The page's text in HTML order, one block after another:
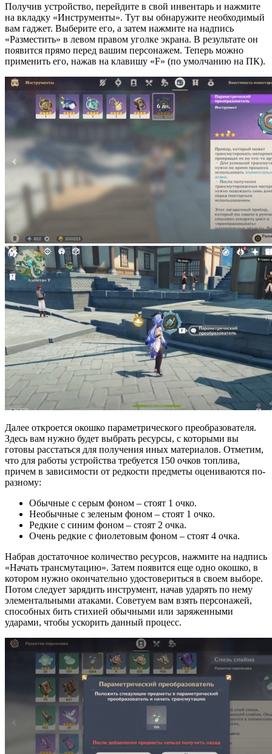
Получив устройство, перейдите в свой инвентарь и нажмите
на вкладку «Инструменты». Тут вы обнаружите необходимый
вам гаджет. Выберите его, а затем нажмите на надпись
«Разместить» в левом правом уголке экрана. В результате он
появится прямо перед вашим персонажем. Теперь можно
применить его, нажав на клавишу «F» (по умолчанию на ПК).
Далее откроется окошко параметрического преобразователя.
Здесь вам нужно будет выбрать ресурсы, с которыми вы
готовы расстаться для получения иных материалов. Отметим,
что для работы устройства требуется 150 очков топлива,
причем в зависимости от редкости предметы оцениваются по-
разному:
Обычные с серым фоном – стоят 1 очко.
Необычные с зеленым фоном – стоят 1 очко.
Редкие с синим фоном – стоят 2 очка.
Очень редкие с фиолетовым фоном – стоят 4 очка.
Набрав достаточное количество ресурсов, нажмите на надпись
«Начать трансмутацию». Затем появится еще одно окошко, в
котором нужно окончательно удостовериться в своем выборе.
Потом следует зарядить инструмент, начав ударять по нему
элементальными атаками. Советуем вам взять персонажей,
способных бить стихией обычными или заряженными
ударами, чтобы ускорить данный процесс.